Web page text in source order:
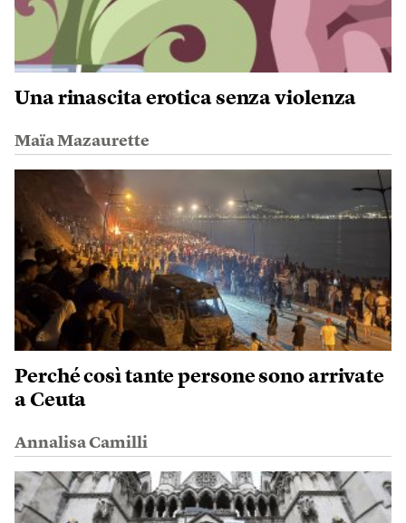
Una rinascita erotica senza violenza
Maïa Mazaurette
Perché così tante persone sono arrivate
a Ceuta
Annalisa Camilli